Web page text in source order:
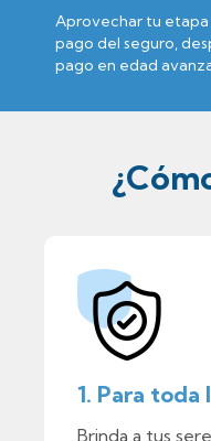
Aprovechar tu
pago del seguro,
pago en edad
1. Para toda
Brinda a tus